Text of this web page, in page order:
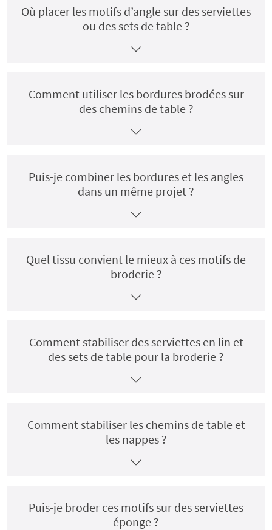
Où placer les motifs d’angle sur des serviettes
ou des sets de table ?
Comment utiliser les bordures brodées sur
des chemins de table ?
Puis-je combiner les bordures et les angles
dans un même projet ?
Quel tissu convient le mieux à ces motifs de
broderie ?
Comment stabiliser des serviettes en lin et
des sets de table pour la broderie ?
Comment stabiliser les chemins de table et
les nappes ?
Puis-je broder ces motifs sur des serviettes
éponge ?